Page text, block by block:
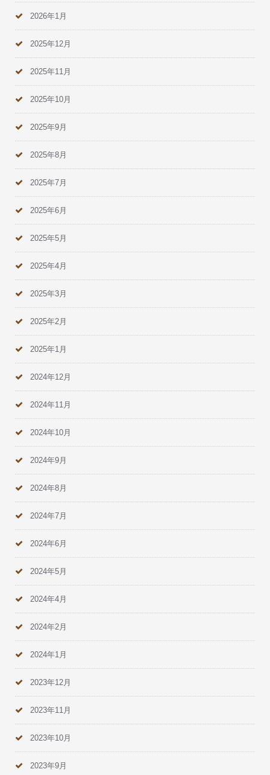
2026年1月
2025年12月
2025年11月
2025年10月
2025年9月
2025年8月
2025年7月
2025年6月
2025年5月
2025年4月
2025年3月
2025年2月
2025年1月
2024年12月
2024年11月
2024年10月
2024年9月
2024年8月
2024年7月
2024年6月
2024年5月
2024年4月
2024年2月
2024年1月
2023年12月
2023年11月
2023年10月
2023年9月